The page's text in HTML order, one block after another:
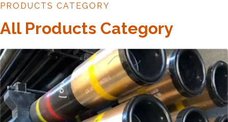
PRODUCTS CATEGORY
All Products Category